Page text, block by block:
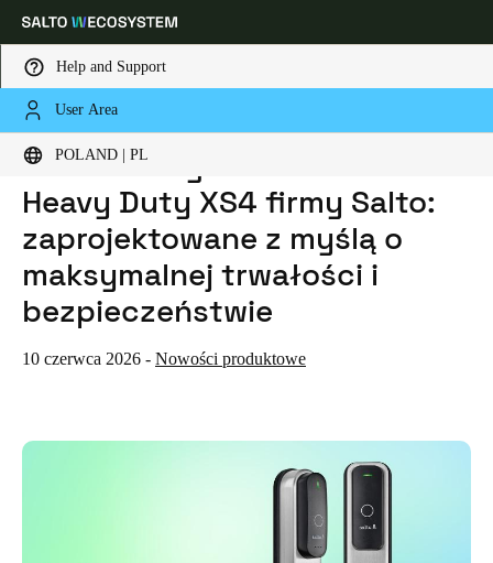
Help and Support
User Area
POLAND | PL
Choose your location and language settings
Global Europe North America Caribbean -
Poland |Polski
Germany
HOME
NEWS
NOWE INTELIGENTNE ZAMKI HEAVY DUTY XS4 FIRMY SALTO: ZAPROJEKTOWANE Z MYŚLĄ O MAKSYMALNEJ TRWAŁOŚCI I BEZPIECZEŃSTWIE
Nowe inteligentne zamki
Heavy Duty XS4 firmy Salto:
zaprojektowane z myślą o
maksymalnej trwałości i
bezpieczeństwie
10 czerwca 2026 - Nowości produktowe